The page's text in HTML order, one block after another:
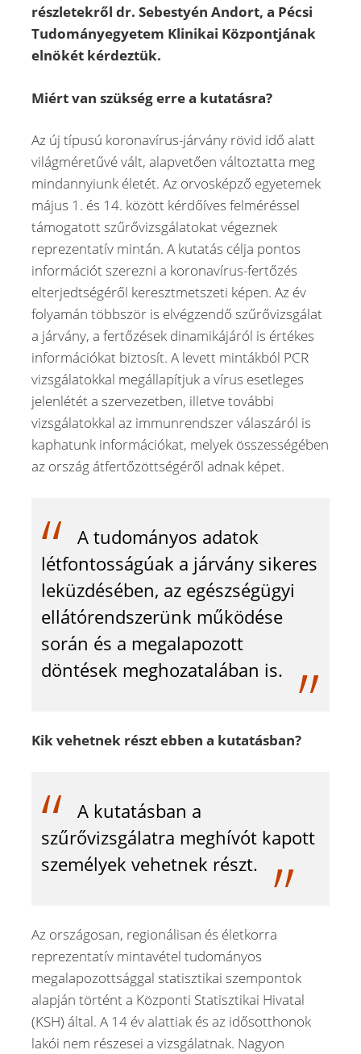
részletekről dr. Sebestyén Andort, a Pécsi
Tudományegyetem Klinikai Központjának
elnökét kérdeztük.
Miért van szükség erre a kutatásra?
Az új típusú koronavírus-járvány rövid idő alatt
világméretűvé vált, alapvetően változtatta meg
mindannyiunk életét. Az orvosképző egyetemek
május 1. és 14. között kérdőíves felméréssel
támogatott szűrővizsgálatokat végeznek
reprezentatív mintán. A kutatás célja pontos
információt szerezni a koronavírus-fertőzés
elterjedtségéről keresztmetszeti képen. Az év
folyamán többször is elvégzendő szűrővizsgálat
a járvány, a fertőzések dinamikájáról is értékes
információkat biztosít. A levett mintákból PCR
vizsgálatokkal megállapítjuk a vírus esetleges
jelenlétét a szervezetben, illetve további
vizsgálatokkal az immunrendszer válaszáról is
kaphatunk információkat, melyek összességében
az ország átfertőzöttségéről adnak képet.
A tudományos adatok
létfontosságúak a járvány sikeres
leküzdésében, az egészségügyi
ellátórendszerünk működése
során és a megalapozott
döntések meghozatalában is.
Kik vehetnek részt ebben a kutatásban?
A kutatásban a
szűrővizsgálatra meghívót kapott
személyek vehetnek részt.
Az országosan, regionálisan és életkorra
reprezentatív mintavétel tudományos
megalapozottsággal statisztikai szempontok
alapján történt a Központi Statisztikai Hivatal
(KSH) által. A 14 év alattiak és az idősotthonok
lakói nem részesei a vizsgálatnak. Nagyon